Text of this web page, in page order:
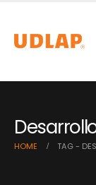
HOME TAG -